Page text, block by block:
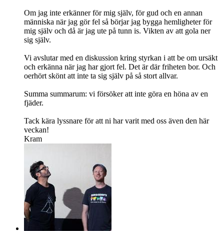
Om jag inte erkänner för mig själv, för gud och en annan
människa när jag gör fel så börjar jag bygga hemligheter för
mig själv och då är jag ute på tunn is. Vikten av att gola ner
sig själv.
Vi avslutar med en diskussion kring styrkan i att be om ursäkt
och erkänna när jag har gjort fel. Det är där friheten bor. Och
oerhört skönt att inte ta sig själv på så stort allvar.
Summa summarum: vi försöker att inte göra en höna av en
fjäder.
Tack kära lyssnare för att ni har varit med oss även den här
veckan!
Kram